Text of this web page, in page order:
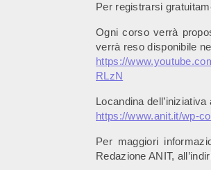
Per registrarsi
Ogni corso verrà
verrà reso disponibile
https://
RLzN
Locandina dell’iniziativa
https://www.anit.it/wp-
Per maggiori
Redazione ANIT,